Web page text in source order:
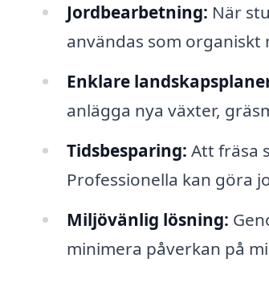
Jordbearbetning: När
användas som
Enklare
anlägga nya växter,
Tidsbesparing: Att fräsa
Professionella kan göra
Miljövänlig lösning:
minimera påverkan på